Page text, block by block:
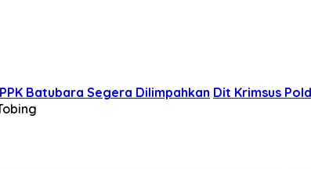
Batubara Segera Dilimpahkan Dit Krimsus